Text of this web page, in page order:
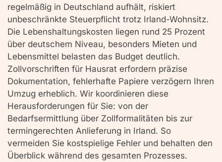
regelmäßig in Deutschland aufhält, riskiert
unbeschränkte Steuerpflicht trotz Irland-Wohnsitz.
Die Lebenshaltungskosten liegen rund 25 Prozent
über deutschem Niveau, besonders Mieten und
Lebensmittel belasten das Budget deutlich.
Zollvorschriften für Hausrat erfordern präzise
Dokumentation, fehlerhafte Papiere verzögern Ihren
Umzug erheblich. Wir koordinieren diese
Herausforderungen für Sie: von der
Bedarfsermittlung über Zollformalitäten bis zur
termingerechten Anlieferung in Irland. So
vermeiden Sie kostspielige Fehler und behalten den
Überblick während des gesamten Prozesses.